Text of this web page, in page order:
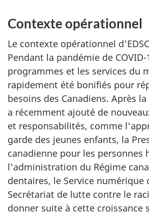
Contexte opérationnel
Le contexte opérationnel
Pendant la pandémie de COVID-
programmes et les services du
rapidement été bonifiés pour
besoins des Canadiens. Après la
a récemment ajouté de
et responsabilités, comme
garde des jeunes enfants, la
canadienne pour les personnes
l'administration du Régime
dentaires, le Service numérique
Secrétariat de lutte contre le
donner suite à cette croissance